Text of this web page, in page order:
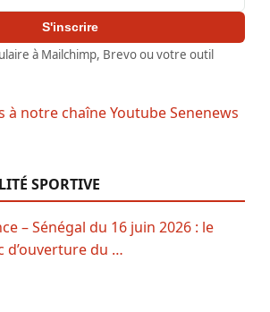
S'inscrire
à Mailchimp, Brevo ou votre outil
SPORTIVE
– Sénégal du 16 juin 2026 : le
d’ouverture du …